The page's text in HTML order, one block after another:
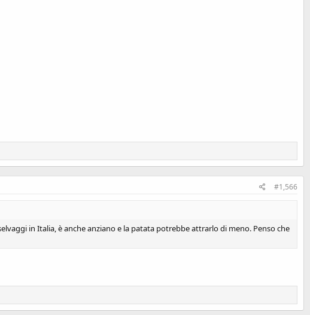
#1,566
in Italia, è anche anziano e la patata potrebbe attrarlo di meno. Penso che